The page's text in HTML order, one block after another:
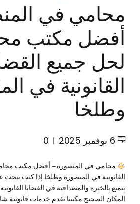
محامي في
أفضل مكتب
لحل جميع
القانونية في
وطلخا
6 نوفمبر 2025 0
محامي في المنصورة – أفضل مكتب
القانونية في المنصورة وطلخا إذا كنت
يتمتع بالخبرة والمصداقية في القضايا
المكان الصحيح.مكتبنا يقدم خدمات قانونية